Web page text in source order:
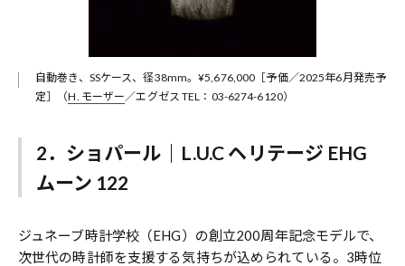
自動巻き、SSケース、径38mm。¥5,676,000［予価／2025年6月発売予
定］（H. モーザー／エグゼス TEL：03-6274-6120）
2．ショパール｜L.U.C ヘリテージ EHG
ムーン 122
ジュネーブ時計学校（EHG）の創立200周年記念モデルで、
次世代の時計師を支援する気持ちが込められている。3時位